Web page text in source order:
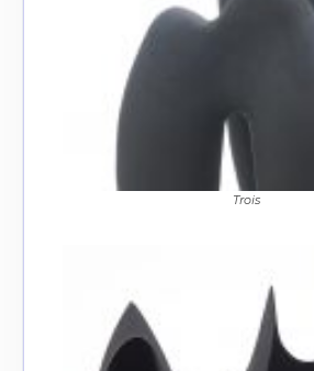
* Champ obligatoire
Statut / Organisation
J'accepte les termes et conditions
Trois